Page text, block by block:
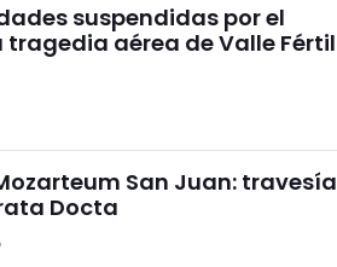
suspendidas por el
aérea de Valle Fértil
San Juan: travesía
Docta